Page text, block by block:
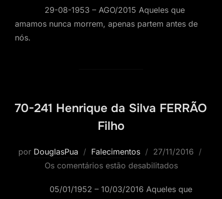
29-08-1953 – AGO/2015 Aqueles que
amamos nunca morrem, apenas partem antes de
nós.
70-241 Henrique da Silva FERRÃO
Filho
por DouglasPua Falecimentos
Postado
em
27/11/2016
Os comentários estão desabilitados
05/01/1952 – 10/03/2016 Aqueles que